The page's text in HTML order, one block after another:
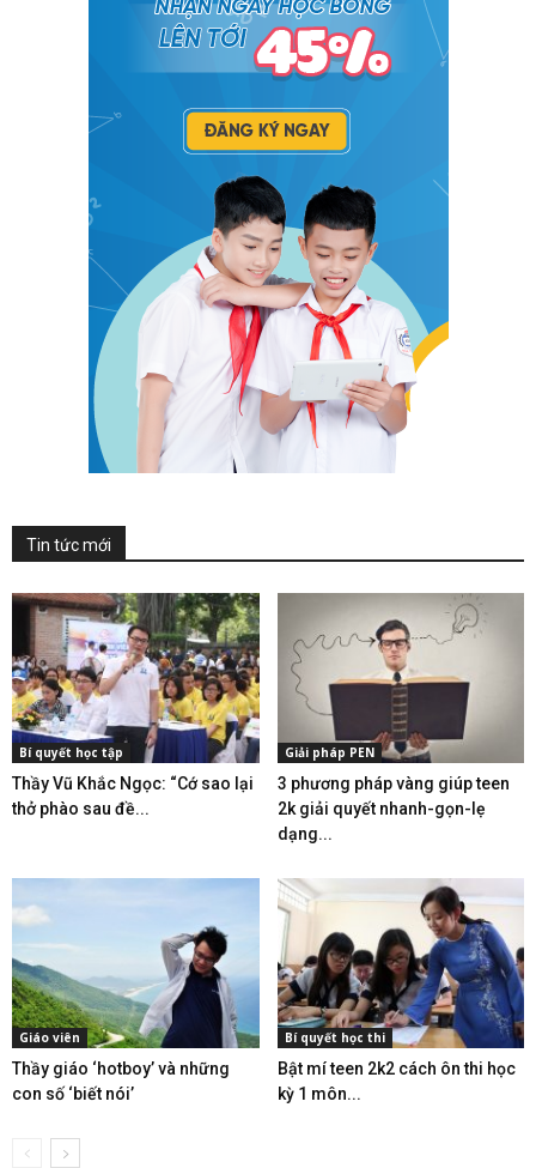
Tin tức mới
Bí quyết học tập
Thầy Vũ Khắc Ngọc: “Cớ sao lại
thở phào sau đề...
Giải pháp PEN
3 phương pháp vàng giúp teen
2k giải quyết nhanh-gọn-lẹ
dạng...
Giáo viên
Thầy giáo ‘hotboy’ và những
con số ‘biết nói’
Bí quyết học thi
Bật mí teen 2k2 cách ôn thi học
kỳ 1 môn...